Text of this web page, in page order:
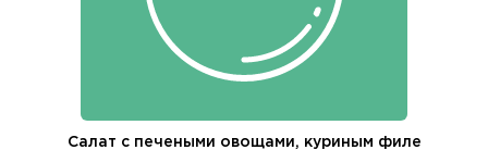
Салат с печеными овощами, куриным филе